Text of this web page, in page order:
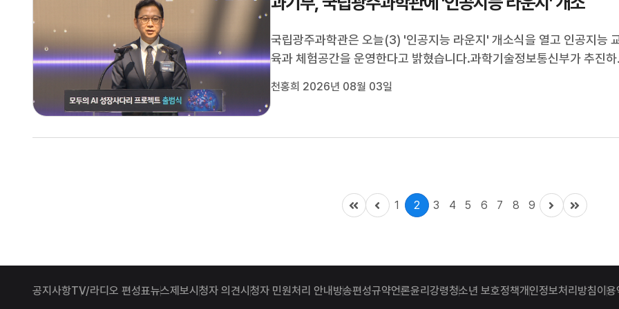
국립광주과학관은 오늘(3) '인공지능 라운지' 개소식을 열고 인공지능
육과 체험공간을 운영한다고 밝혔습니다.과학기술정보통신부가 추진하
하는 사업입니다.전라, 제주권 거점 기관으로 선정된 국립광주과학관은
천홍희 2026년 08월 03일
1 2 3 4 5 6 7 8 9
공지사항TV/라디오 편성표뉴스제보시청자 의견시청자 민원처리 안내 방송편성규약언론윤리강령청소년 보호정책개인정보처리방침이용